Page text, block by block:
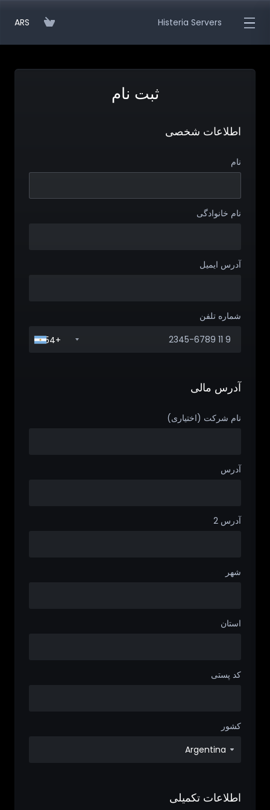
Histeria Servers
ARS
ثبت نام
اطلاعات شخصی
نام
نام خانوادگی
آدرس ایمیل
شماره تلفن
+54
آدرس مالی
نام شرکت (اختیاری)
آدرس
آدرس 2
شهر
استان
کد پستی
کشور
اطلاعات تکمیلی